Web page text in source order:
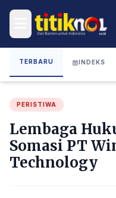
TERBARU INDEKS
PERISTIWA
Lembaga
Somasi PT
Technology